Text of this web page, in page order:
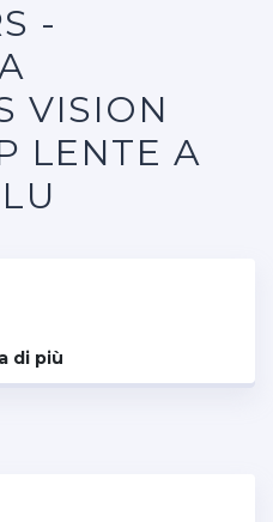
-
VISION
LENTE A
di più